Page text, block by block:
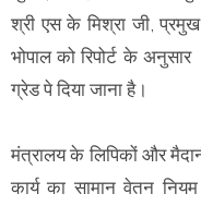
श्री एस के मिश्रा जी,
भोपाल को रिपोर्ट के
ग्रेड पे दिया जाना है।
मंत्रालय के लिपिकों और
कार्य का सामान वेतन